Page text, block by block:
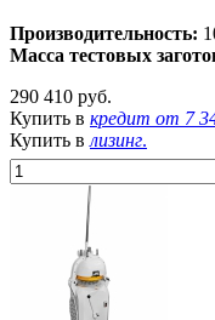
Производительность:
Масса тестовых
290 410 руб.
Купить в кредит от 7
Купить в лизинг.